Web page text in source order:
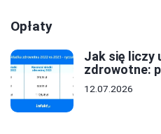
Opłaty
Jak się liczy
zdrowotne:
12.07.2026